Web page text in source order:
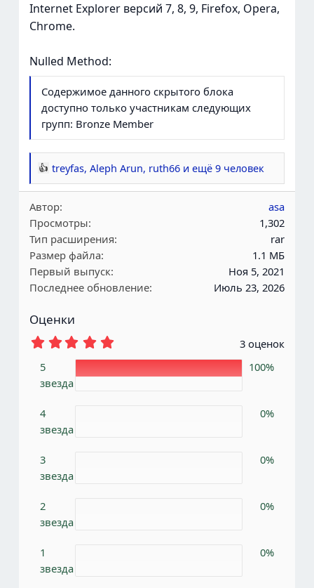
Internet Explorer версий 7, 8, 9, Firefox, Opera,
Chrome.
Nulled Method:
Содержимое данного скрытого блока
доступно только участникам следующих
групп: Bronze Member
Р
е
а
к
ц
и
и
:
treyfas, Aleph Arun, ruth66и ещё 9 человек
Автор
asa
Просмотры
1,302
Тип расширения
rar
Размер файла
1.1 МБ
Первый выпуск
Ноя 5, 2021
Последнее обновление
Июль 23, 2026
Оценки
0
0
3 оценок
5
звезда
100%
4
звезда
0%
3
звезда
0%
2
звезда
0%
1
звезда
0%